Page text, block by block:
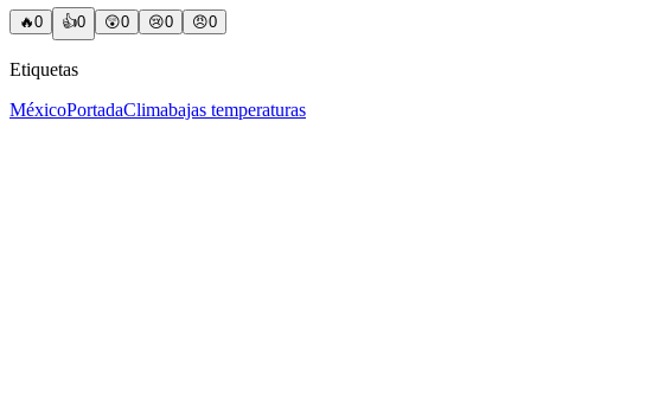
🔥0 👍0 😲0 😢0 😠0
Etiquetas
MéxicoPortadaClimabajas temperaturas